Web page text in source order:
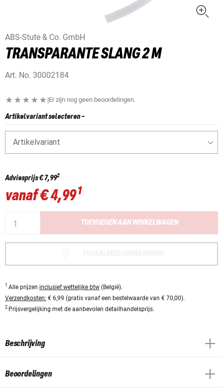
ABS-Stute & Co. GmbH
TRANSPARANTE SLANG 2 M
Art. No. 30002184
|Er zijn nog geen beoordelingen.
Artikelvariant selecteren-
Artikelvariant
Adviesprijs€ 7,992
vanaf€ 4,991
TOEVOEGEN AAN WINKELWAGEN
1 Alle prijzen inclusief wettelijke btw (België).
Verzendkosten: € 6,99 (gratis vanaf een bestelwaarde van € 70,00).
2 Prijsvergelijking met de aanbevolen detailhandelsprijs.
Beschrijving
Beoordelingen